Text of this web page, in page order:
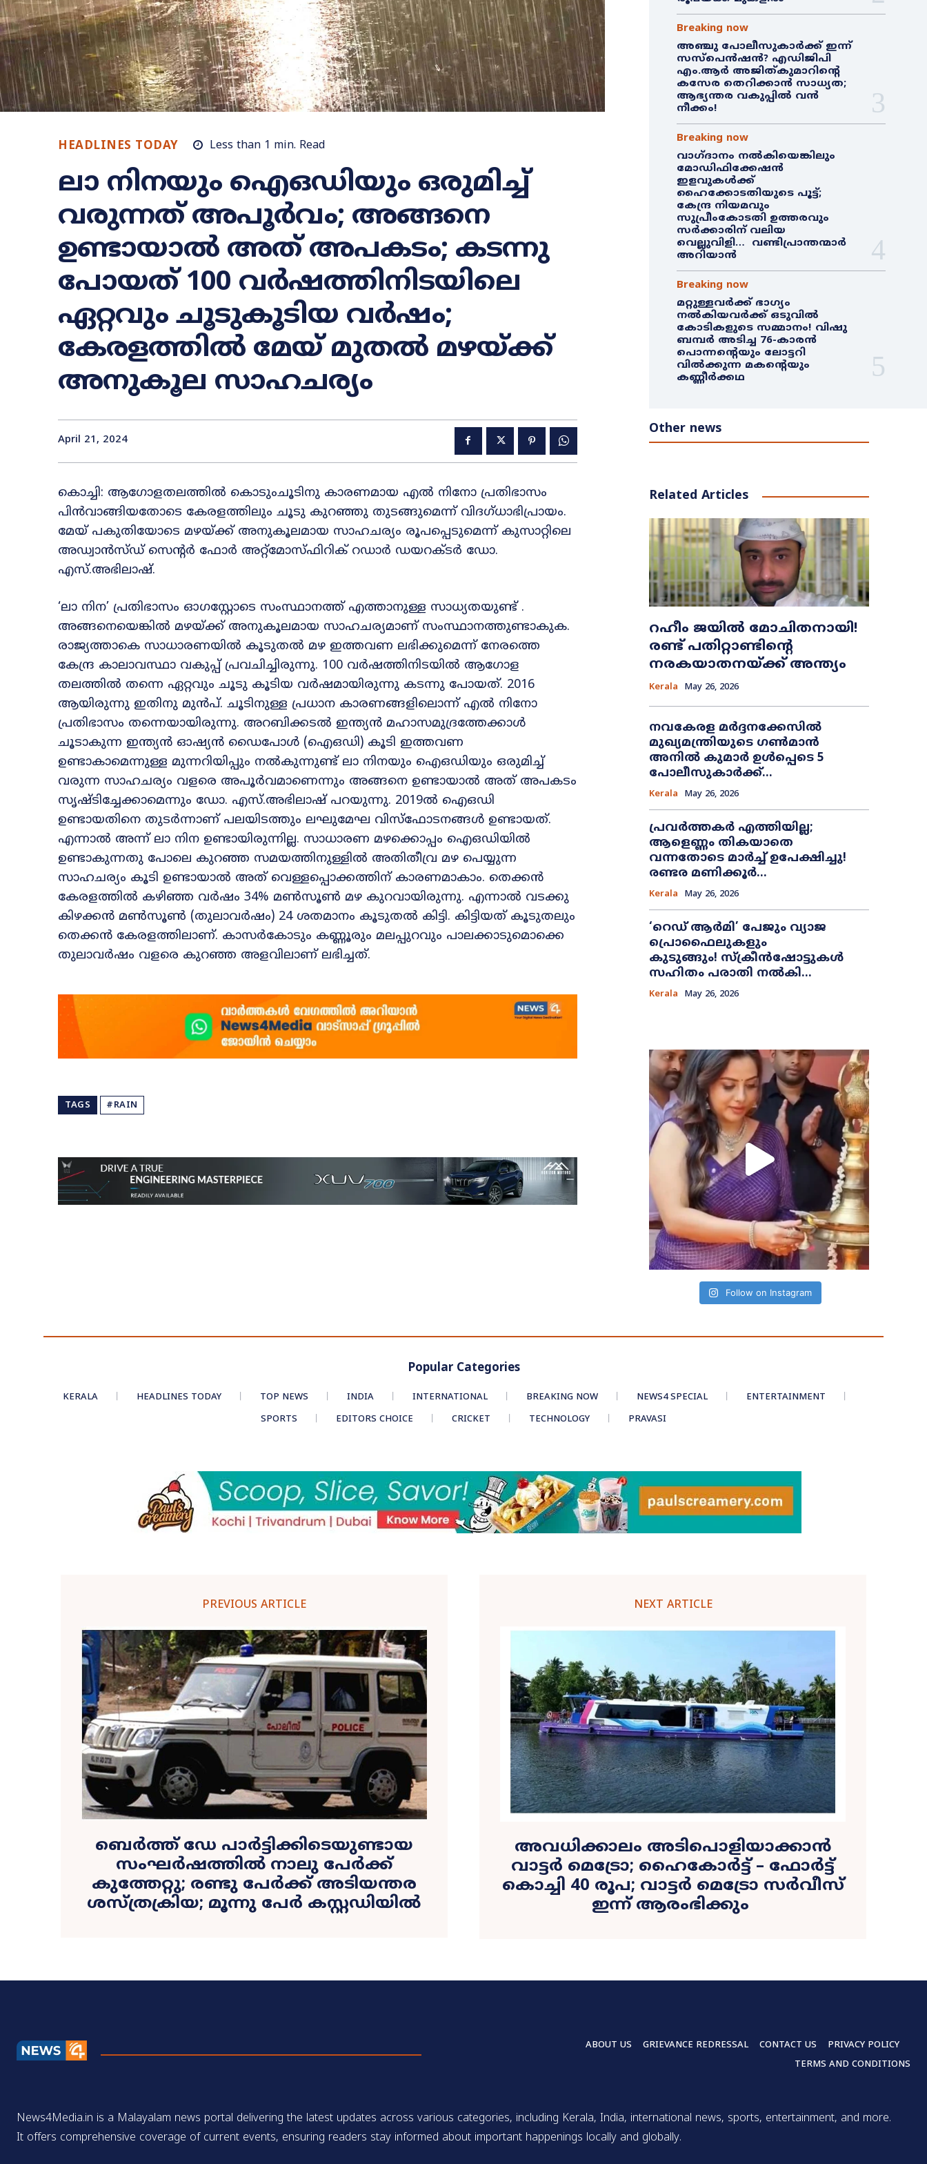
HEADLINES TODAY Less than 1 min. Read
ലാ നിനയും ഐഒ‍‍ഡിയും ഒരുമിച്ച്
വരുന്നത് അപൂർവം; അങ്ങനെ
ഉണ്ടായാൽ അത് അപകടം; കടന്നു
പോയത് 100 വർഷത്തിനിടയിലെ
ഏറ്റവും ചൂടുകൂടിയ വർഷം;
കേരളത്തിൽ മേയ് മുതൽ മഴയ്ക്ക്
അനുകൂല സാഹചര്യം
April 21, 2024
കൊച്ചി: ആഗോളതലത്തിൽ കൊടുംചൂടിനു കാരണമായ എൽ നിനോ പ്രതിഭാസം
പിൻവാങ്ങിയതോടെ കേരളത്തിലും ചൂടു കുറഞ്ഞു തുടങ്ങുമെന്ന് വിദഗ്ധാഭിപ്രായം.
മേയ് പകുതിയോടെ മഴയ്ക്ക് അനുകൂലമായ സാഹചര്യം രൂപപ്പെടുമെന്ന് കുസാറ്റിലെ
അഡ്വാൻസ്ഡ് സെന്റർ ഫോർ അറ്റ്മോസ്ഫിറിക് റഡാർ ഡയറക്ടർ ഡോ.
എസ്.അഭിലാഷ്.
‘ലാ നിന’ പ്രതിഭാസം ഓഗസ്റ്റോടെ സംസ്ഥാനത്ത് എത്താനുള്ള സാധ്യതയുണ്ട് .
അങ്ങനെയെങ്കിൽ മഴയ്ക്ക് അനുകൂലമായ സാഹചര്യമാണ് സംസ്ഥാനത്തുണ്ടാകുക.
രാജ്യത്താകെ സാധാരണയിൽ കൂടുതൽ മഴ ഇത്തവണ ലഭിക്കുമെന്ന് നേരത്തെ
കേന്ദ്ര കാലാവസ്ഥാ വകുപ്പ് പ്രവചിച്ചിരുന്നു. 100 വർഷത്തിനിടയിൽ ആഗോള
തലത്തിൽ തന്നെ ഏറ്റവും ചൂടു കൂടിയ വർഷമായിരുന്നു കടന്നു പോയത്. 2016
ആയിരുന്നു ഇതിനു മുൻപ്. ചൂടിനുള്ള പ്രധാന കാരണങ്ങളിലൊന്ന് എൽ നിനോ
പ്രതിഭാസം തന്നെയായിരുന്നു. അറബിക്കടൽ ഇന്ത്യൻ മഹാസമുദ്രത്തേക്കാൾ
ചൂടാകുന്ന ഇന്ത്യൻ ഓഷ്യൻ ഡൈപോൾ (ഐഒഡി) കൂടി ഇത്തവണ
ഉണ്ടാകാമെന്നുള്ള മുന്നറിയിപ്പും നൽകുന്നുണ്ട് ലാ നിനയും ഐഒ‍‍ഡിയും ഒരുമിച്ച്
വരുന്ന സാഹചര്യം വളരെ അപൂർവമാണെന്നും അങ്ങനെ ഉണ്ടായാൽ അത് അപകടം
സൃഷ്ടിച്ചേക്കാമെന്നും ഡോ. എസ്.അഭിലാഷ് പറയുന്നു. 2019ൽ ഐഒഡി
ഉണ്ടായതിനെ തുടർന്നാണ് പലയിടത്തും ലഘുമേഘ വിസ്ഫോടനങ്ങൾ ഉണ്ടായത്.
എന്നാൽ അന്ന് ലാ നിന ഉണ്ടായിരുന്നില്ല. സാധാരണ മഴക്കൊപ്പം ഐഒഡിയിൽ
ഉണ്ടാകുന്നതു പോലെ കുറഞ്ഞ സമയത്തിനുള്ളിൽ അതിതീവ്ര മഴ പെയ്യുന്ന
സാഹചര്യം കൂടി ഉണ്ടായാൽ അത് വെള്ളപ്പൊക്കത്തിന് കാരണമാകാം. തെക്കൻ
കേരളത്തിൽ കഴിഞ്ഞ വർഷം 34% മൺസൂൺ മഴ കുറവായിരുന്നു. എന്നാൽ വടക്കു
കിഴക്കൻ മൺസൂൺ (തുലാവർഷം) 24 ശതമാനം കൂടുതൽ കിട്ടി. കിട്ടിയത് കൂടുതലും
തെക്കൻ കേരളത്തിലാണ്. കാസർകോടും കണ്ണൂരും മലപ്പുറവും പാലക്കാടുമൊക്കെ
തുലാവർഷം വളരെ കുറഞ്ഞ അളവിലാണ് ലഭിച്ചത്.
TAGS #RAIN
Breaking now
അഞ്ചു പോലീസുകാർക്ക് ഇന്ന്
സസ്‌പെൻഷൻ? എഡിജിപി
എം.ആർ അജിത്കുമാറിൻ്റെ
കസേര തെറിക്കാൻ സാധ്യത;
ആഭ്യന്തര വകുപ്പിൽ വൻ
നീക്കം!
Breaking now
വാഗ്ദാനം നൽകിയെങ്കിലും
മോഡിഫിക്കേഷൻ
ഇളവുകൾക്ക്
ഹൈക്കോടതിയുടെ പൂട്ട്;
കേന്ദ്ര നിയമവും
സുപ്രീംകോടതി ഉത്തരവും
സർക്കാരിന് വലിയ
വെല്ലുവിളി… വണ്ടിപ്രാന്തന്മാർ
അറിയാൻ
Breaking now
മറ്റുള്ളവർക്ക് ഭാഗ്യം
നൽകിയവർക്ക് ഒടുവിൽ
കോടികളുടെ സമ്മാനം! വിഷു
ബമ്പർ അടിച്ച 76-കാരൻ
പൊന്നന്റെയും ലോട്ടറി
വിൽക്കുന്ന മകന്റെയും
കണ്ണീർക്കഥ
Other news
Related Articles
റഹീം ജയിൽ മോചിതനായി!
രണ്ട് പതിറ്റാണ്ടിന്റെ
നരകയാതനയ്ക്ക് അന്ത്യം
Kerala May 26, 2026
നവകേരള മർദ്ദനക്കേസിൽ
മുഖ്യമന്ത്രിയുടെ ഗൺമാൻ
അനിൽ കുമാർ ഉൾപ്പെടെ 5
പോലീസുകാർക്ക്...
Kerala May 26, 2026
പ്രവർത്തകർ എത്തിയില്ല;
ആളെണ്ണം തികയാതെ
വന്നതോടെ മാർച്ച് ഉപേക്ഷിച്ചു!
രണ്ടര മണിക്കൂർ...
Kerala May 26, 2026
​‘റെഡ് ആർമി’ പേജും വ്യാജ
പ്രൊഫൈലുകളും
കുടുങ്ങും! സ്ക്രീൻഷോട്ടുകൾ
സഹിതം പരാതി നൽകി...
Kerala May 26, 2026
Follow on Instagram
Popular Categories
KERALA HEADLINES TODAY TOP NEWS INDIA INTERNATIONAL BREAKING NOW NEWS4 SPECIAL
ENTERTAINMENT
SPORTS
EDITORS CHOICE CRICKET TECHNOLOGY PRAVASI
PREVIOUS ARTICLE
ബെര്‍ത്ത് ഡേ പാര്‍ട്ടിക്കിടെയുണ്ടായ
സംഘര്‍ഷത്തില്‍ നാലു പേര്‍ക്ക്
കുത്തേറ്റു; രണ്ടു പേർക്ക് അടിയന്തര
ശസ്ത്രക്രിയ; മൂന്നു പേർ കസ്റ്റഡിയിൽ
NEXT ARTICLE
അവധിക്കാലം അടിപൊളിയാക്കാൻ
വാട്ടർ മെട്രോ; ഹൈകോർട്ട് – ഫോർട്ട്‌
കൊച്ചി 40 രൂപ; വാട്ടർ മെട്രോ സർവീസ്
ഇന്ന് ആരംഭിക്കും
ABOUT US GRIEVANCE REDRESSAL CONTACT US
PRIVACY POLICY
TERMS AND CONDITIONS
News4Media.in is a Malayalam news portal delivering the latest updates across various categories, including Kerala, India, international news, sports, entertainment, and more.
It offers comprehensive coverage of current events, ensuring readers stay informed about important happenings locally and globally.